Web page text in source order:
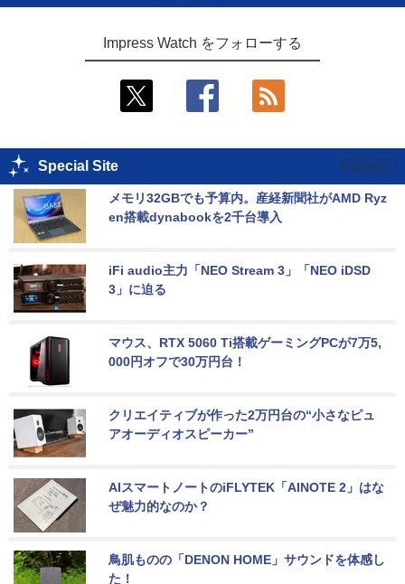
Impress Watch をフォローする
Special Site
メモリ32GBでも予算内。産経新聞社がAMD Ryz
en搭載dynabookを2千台導入
iFi audio主力「NEO Stream 3」「NEO iDSD
3」に迫る
マウス、RTX 5060 Ti搭載ゲーミングPCが7万5,
000円オフで30万円台！
クリエイティブが作った2万円台の“小さなピュ
アオーディオスピーカー”
AIスマートノートのiFLYTEK「AINOTE 2」はな
ぜ魅力的なのか？
鳥肌ものの「DENON HOME」サウンドを体感し
た！